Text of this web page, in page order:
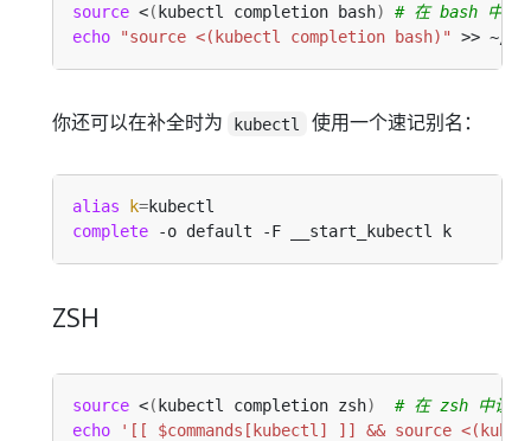
source <( kubectl completion bash)
# 在 bash 中设
echo
"source <(kubectl completion bash)" >> ~/
你还可以在补全时为 kubectl 使用一个速记别名：
alias k=
complete
ZSH
source <( kubectl completion zsh)
# 在 zsh 中设
echo
'[[ $commands[kubectl] ]] && source